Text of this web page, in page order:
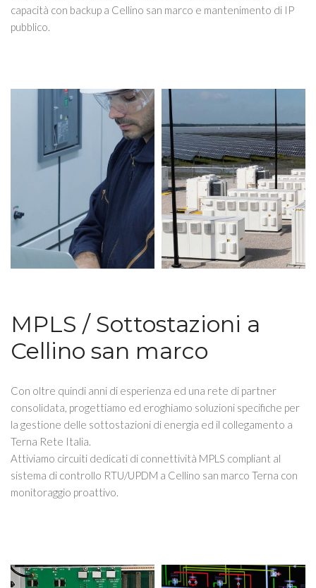
capacità con backup a Cellino san marco e mantenimento di IP
pubblico.
MPLS / Sottostazioni a
Cellino san marco
Con oltre quindi anni di esperienza ed una rete di partner
consolidata, progettiamo ed eroghiamo soluzioni specifiche per
la gestione delle sottostazioni di energia ed il collegamento a
Terna Rete Italia.
Attiviamo circuiti dedicati di connettività MPLS compliant al
sistema di controllo RTU/UPDM a Cellino san marco Terna con
monitoraggio proattivo.